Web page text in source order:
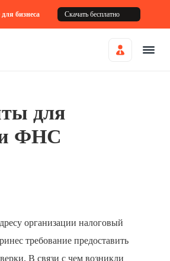
бизнеса Скачать бесплатно
для
ФНС
организации налоговый
требование предоставить
В связи с чем возникли